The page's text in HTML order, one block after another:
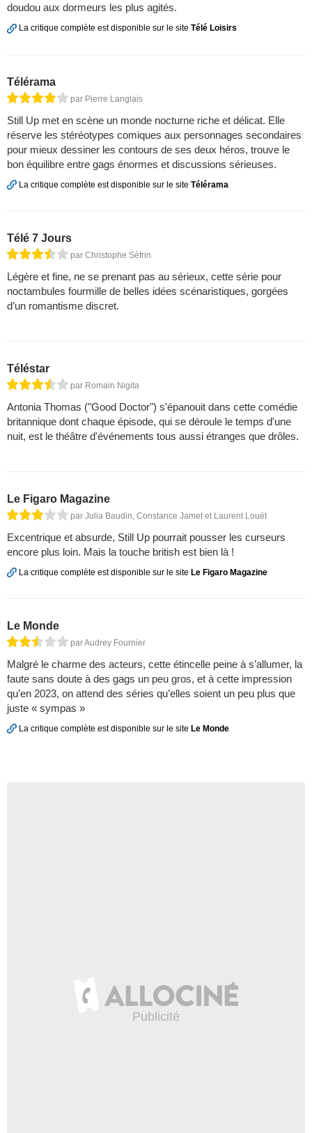
doudou aux dormeurs les plus agités.
La critique complète est disponible sur le site Télé Loisirs
Télérama
par Pierre Langlais
Still Up met en scène un monde nocturne riche et délicat. Elle
réserve les stéréotypes comiques aux personnages secondaires
pour mieux dessiner les contours de ses deux héros, trouve le
bon équilibre entre gags énormes et discussions sérieuses.
La critique complète est disponible sur le site Télérama
Télé 7 Jours
par Christophe Séfrin
Légère et fine, ne se prenant pas au sérieux, cette série pour
noctambules fourmille de belles idées scénaristiques, gorgées
d’un romantisme discret.
Téléstar
par Romain Nigita
Antonia Thomas ("Good Doctor") s'épanouit dans cette comédie
britannique dont chaque épisode, qui se déroule le temps d'une
nuit, est le théâtre d'événements tous aussi étranges que drôles.
Le Figaro Magazine
par Julia Baudin, Constance Jamet et Laurent Louët
Excentrique et absurde, Still Up pourrait pousser les curseurs
encore plus loin. Mais la touche british est bien là !
La critique complète est disponible sur le site Le Figaro Magazine
Le Monde
par Audrey Fournier
Malgré le charme des acteurs, cette étincelle peine à s’allumer, la
faute sans doute à des gags un peu gros, et à cette impression
qu’en 2023, on attend des séries qu’elles soient un peu plus que
juste « sympas »
La critique complète est disponible sur le site Le Monde